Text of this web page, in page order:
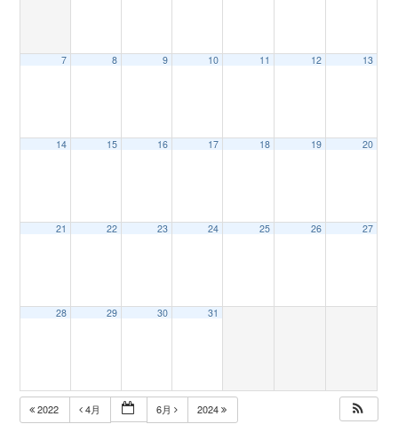
7 8 9 10 11 12 13
14 15 16 17 18 19 20
21 22 23 24 25 26 27
28 29 30 31
2022 4月 6月 2024